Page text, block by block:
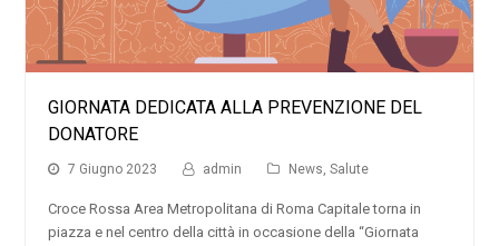
GIORNATA DEDICATA ALLA PREVENZIONE DEL
DONATORE
7 Giugno 2023 admin News, Salute
Croce Rossa Area Metropolitana di Roma Capitale torna in
piazza e nel centro della città in occasione della “Giornata